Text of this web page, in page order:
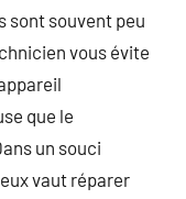
sont souvent peu
vous évite
que le
un souci
vaut réparer